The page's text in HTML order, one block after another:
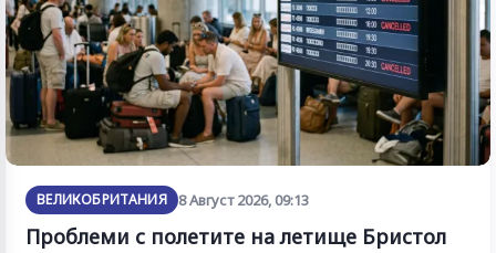
ВЕЛИКОБРИТАНИЯ 8 Август 2026, 09:13
Проблеми с полетите на летище Бристол